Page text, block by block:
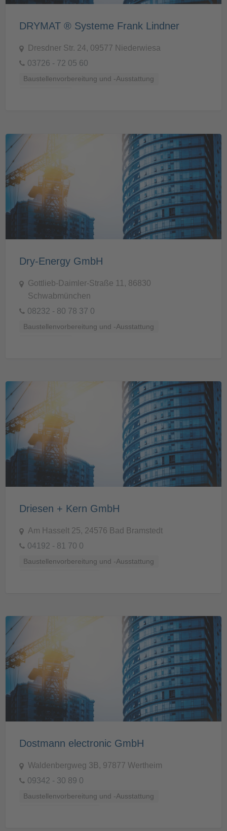
DRYMAT ® Systeme Frank Lindner
Dresdner Str. 24, 09577 Niederwiesa
03726 - 72 05 60
Baustellenvorbereitung und -Ausstattung
Dry-Energy GmbH
Gottlieb-Daimler-Straße 11, 86830
Schwabmünchen
08232 - 80 78 37 0
Baustellenvorbereitung und -Ausstattung
Driesen + Kern GmbH
Am Hasselt 25, 24576 Bad Bramstedt
04192 - 81 70 0
Baustellenvorbereitung und -Ausstattung
Dostmann electronic GmbH
Waldenbergweg 3B, 97877 Wertheim
09342 - 30 89 0
Baustellenvorbereitung und -Ausstattung